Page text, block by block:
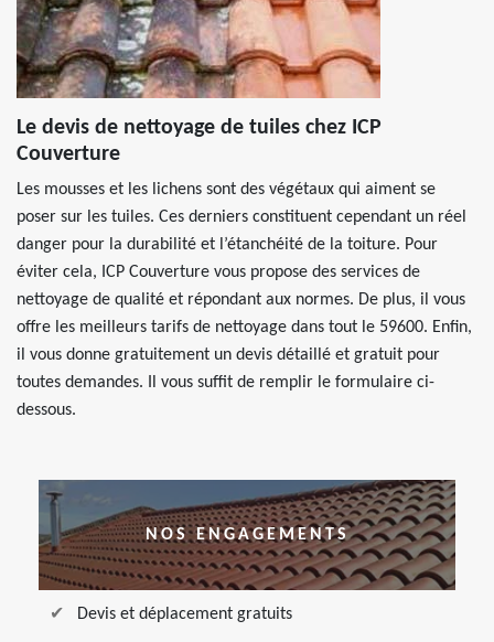
Le devis de nettoyage de tuiles chez ICP
Couverture
Les mousses et les lichens sont des végétaux qui aiment se
poser sur les tuiles. Ces derniers constituent cependant un réel
danger pour la durabilité et l’étanchéité de la toiture. Pour
éviter cela, ICP Couverture vous propose des services de
nettoyage de qualité et répondant aux normes. De plus, il vous
offre les meilleurs tarifs de nettoyage dans tout le 59600. Enfin,
il vous donne gratuitement un devis détaillé et gratuit pour
toutes demandes. Il vous suffit de remplir le formulaire ci-
dessous.
NOS ENGAGEMENTS
Devis et déplacement gratuits